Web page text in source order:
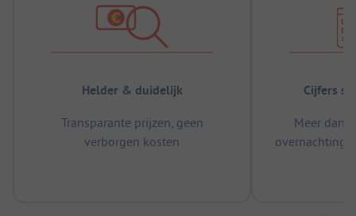
Helder & duidelijk
Transparante prijzen, geen
verborgen kosten
Cijfers
Meer dan